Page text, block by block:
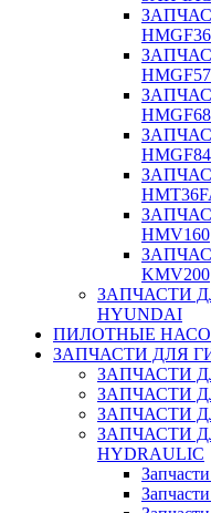
HMV160
KMV200
ЗАПЧАСТИ
HYUNDAI
ПИЛОТНЫЕ
ЗАПЧАСТИ ДЛЯ
ЗАПЧАСТИ
ЗАПЧАСТИ
ЗАПЧАСТИ
ЗАПЧАСТИ
HYDRAULIC